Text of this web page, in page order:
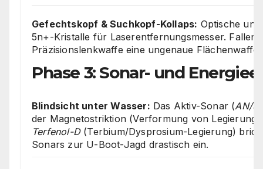
Gefechtskopf & Suchkopf-Kollaps: Optische
5n+-Kristalle für Laserentfernungsmesser. Fallen
Präzisionslenkwaffe eine ungenaue Flächenwaffe.
Phase 3: Sonar- und
Blindsicht unter Wasser: Das Aktiv-Sonar (AN/
der Magnetostriktion (Verformung von
Terfenol-D(Terbium/Dysprosium-Legierung)
Sonars zur U-Boot-Jagd drastisch ein.